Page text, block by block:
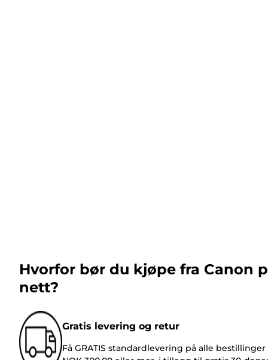
Hvorfor bør du kjøpe fra Canon
nett?
Gratis levering og retur
Få GRATIS standardlevering på alle bestillinger